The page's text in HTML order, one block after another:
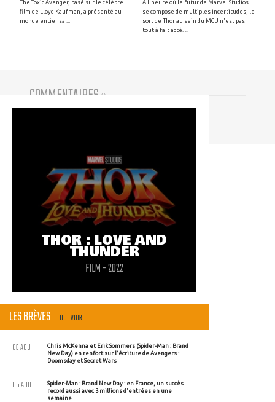
The Toxic Avenger, basé sur le célèbre
film de Lloyd Kaufman, a présenté au
monde entier sa ...
A l'heure où le futur de Marvel Studios
se compose de multiples incertitudes, le
sort de Thor au sein du MCU n'est pas
tout à fait acté. ...
COMMENTAIRES (0)
THOR : LOVE AND
THUNDER
FILM - 2022
LES BRÈVES TOUT VOIR
Chris McKenna et Erik Sommers (Spider-Man : Brand
New Day) en renfort sur l'écriture de Avengers :
Doomsday et Secret Wars
06 AOU
Spider-Man : Brand New Day : en France, un succès
record aussi avec 3 millions d'entrées en une
semaine
05 AOU